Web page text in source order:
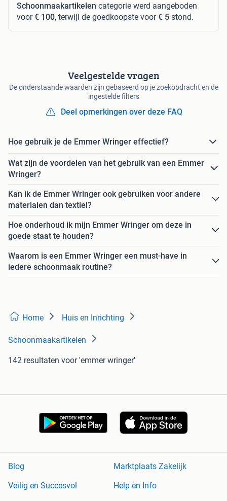
Schoonmaakartikelen categorie werd aangeboden
voor€ 100, terwijl de goedkoopste voor€ 5 stond.
Veelgestelde vragen
De onderstaande waarden zijn gebaseerd op je zoekopdracht en de
ingestelde filters
Deel opmerkingen over deze FAQ
Hoe gebruik je de Emmer Wringer effectief?
Wat zijn de voordelen van het gebruik van een Emmer
Wringer?
Kan ik de Emmer Wringer ook gebruiken voor andere
materialen dan textiel?
Hoe onderhoud ik mijn Emmer Wringer om deze in
goede staat te houden?
Waarom is een Emmer Wringer een must-have in
iedere schoonmaak routine?
Home Huis en Inrichting
Schoonmaakartikelen
142 resultaten voor 'emmer wringer'
Blog
Marktplaats Zakelijk
Veilig en Succesvol
Help en Info